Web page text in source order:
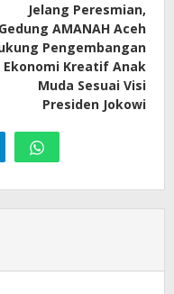
Jelang Peresmian,
Gedung AMANAH Aceh
Pengembangan
Ekonomi Kreatif Anak
Muda Sesuai Visi
Presiden Jokowi